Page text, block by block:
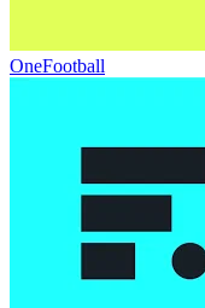
OneFootball